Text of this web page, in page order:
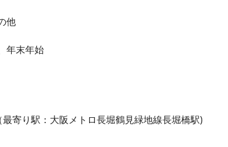
他
年末年始
寄り駅：大阪メトロ長堀鶴見緑地線長堀橋駅)